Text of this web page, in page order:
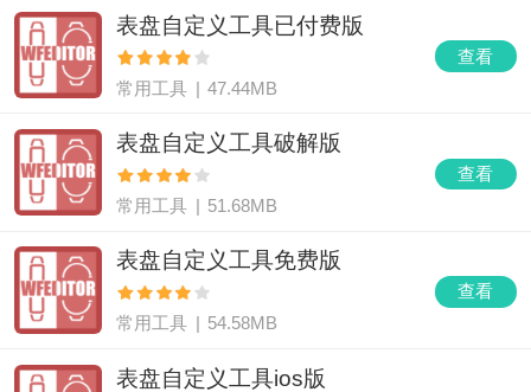
查看
表盘自定义工具已付费版
常用工具 | 47.44MB
查看
表盘自定义工具破解版
常用工具 | 51.68MB
查看
表盘自定义工具免费版
常用工具 | 54.58MB
表盘自定义工具ios版